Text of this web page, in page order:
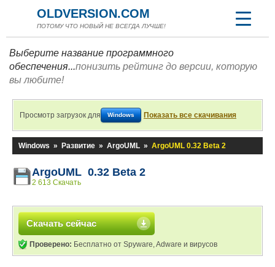
OLDVERSION.COM
ПОТОМУ ЧТО НОВЫЙ НЕ ВСЕГДА ЛУЧШЕ!
Выберите название программного
обеспечения...понизить рейтинг до версии, которую
вы любите!
Просмотр загрузок для Windows Показать все скачивания
Windows » Развитие » ArgoUML » ArgoUML 0.32 Beta 2
ArgoUML 0.32 Beta 2
2 613 Скачать
Скачать сейчас
Проверено: Бесплатно от Spyware, Adware и вирусов